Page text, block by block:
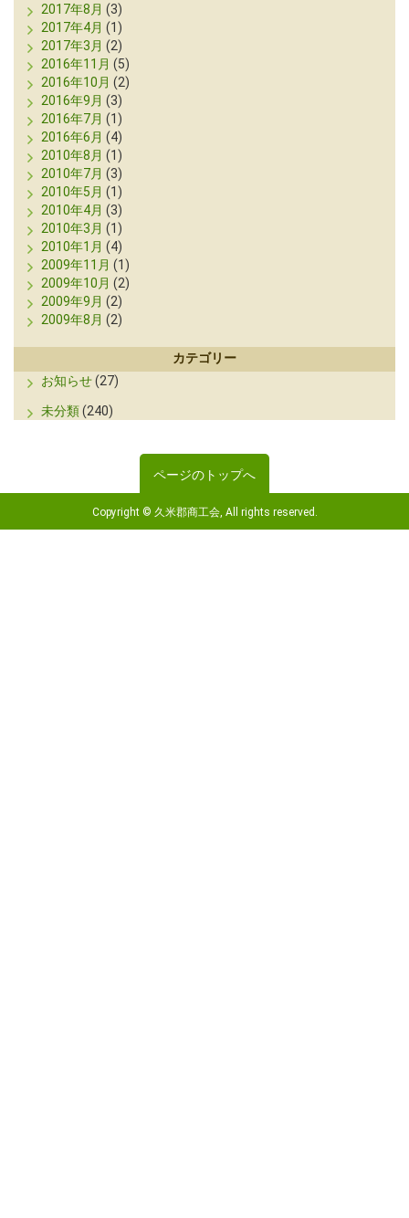
2017年8月 (3)
2017年4月 (1)
2017年3月 (2)
2016年11月 (5)
2016年10月 (2)
2016年9月 (3)
2016年7月 (1)
2016年6月 (4)
2010年8月 (1)
2010年7月 (3)
2010年5月 (1)
2010年4月 (3)
2010年3月 (1)
2010年1月 (4)
2009年11月 (1)
2009年10月 (2)
2009年9月 (2)
2009年8月 (2)
カテゴリー
お知らせ(27)
未分類(240)
ページのトップへ
Copyright © 久米郡商工会, All rights reserved.